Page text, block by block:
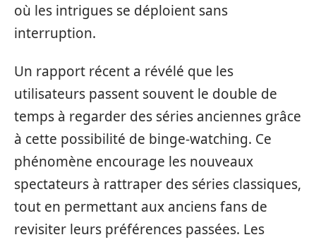
où les intrigues se déploient sans
interruption.
Un rapport récent a révélé que les
utilisateurs passent souvent le double de
temps à regarder des séries anciennes grâce
à cette possibilité de binge-watching. Ce
phénomène encourage les nouveaux
spectateurs à rattraper des séries classiques,
tout en permettant aux anciens fans de
revisiter leurs préférences passées. Les